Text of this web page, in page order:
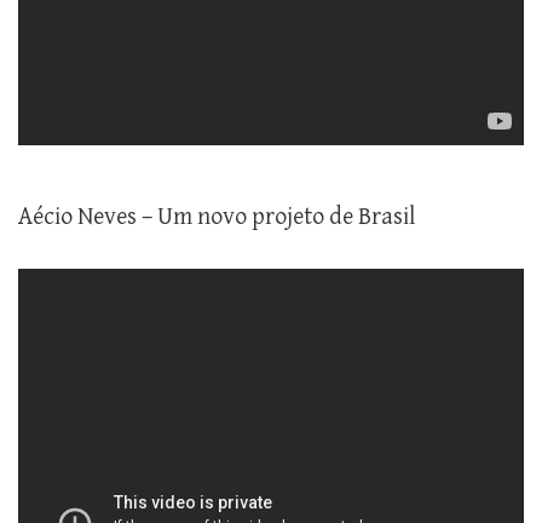
Aécio Neves – Um novo projeto de Brasil